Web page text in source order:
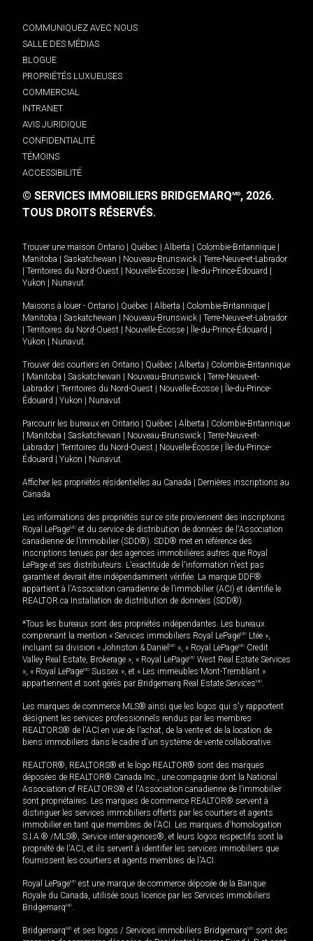
COMMUNIQUEZ AVEC NOUS
SALLE DES MÉDIAS
BLOGUE
PROPRIÉTÉS LUXUEUSES
COMMERCIAL
INTRANET
AVIS JURIDIQUE
CONFIDENTIALITÉ
TÉMOINS
ACCESSIBILITÉ
© SERVICES IMMOBILIERS BRIDGEMARQMD, 2026.
TOUS DROITS RÉSERVÉS.
Trouver une maison Ontario Québec Alberta Colombie-Britannique
Manitoba
Saskatchewan Nouveau-Brunswick
Terre-Neuve-et-Labrador
Territoires du Nord-Ouest Nouvelle-Écosse Île-du-Prince-Édouard
Yukon
Nunavut.
Maisons à louer - Ontario Québec Alberta Colombie-Britannique
Manitoba
Saskatchewan Nouveau-Brunswick
Terre-Neuve-et-Labrador
Territoires du Nord-Ouest Nouvelle-Écosse Île-du-Prince-Édouard
Yukon
Nunavut.
Trouver des courtiers en Ontario Québec Alberta
Colombie-Britannique
Manitoba Saskatchewan Nouveau-Brunswick
Terre-Neuve-et-
Labrador
Territoires du Nord-Ouest Nouvelle-Écosse
Île-du-Prince-
Édouard
Yukon Nunavut
Parcourir les bureaux en Ontario Québec Alberta
Colombie-Britannique
Manitoba Saskatchewan Nouveau-Brunswick
Terre-Neuve-et-
Labrador
Territoires du Nord-Ouest Nouvelle-Écosse
Île-du-Prince-
Édouard
Yukon Nunavut
Afficher les propriétés résidentielles au Canada
Dernières inscriptions au
Canada
Les informations des propriétés sur ce site proviennent des inscriptions
Royal LePageMD et du service de distribution de données de l'Association
canadienne de l’immobilier (SDD®). SDD® met en référence des
inscriptions tenues par des agences immobilières autres que Royal
LePage et ses distributeurs. L'exactitude de l'information n'est pas
garantie et devrait être indépendamment vérifiée. La marque DDF®
appartient à l'Association canadienne de l’immobilier (ACI) et identifie le
REALTOR.ca Installation de distribution de données (SDD®).
*Tous les bureaux sont des propriétés indépendantes. Les bureaux
comprenant la mention « Services immobiliers Royal LePageMD Ltée »,
incluant sa division « Johnston & Daniel MD », « Royal LePageMD Credit
Valley Real Estate, Brokerage », « Royal LePageMD West Real Estate Services
», « Royal LePageMD Sussex », et « Les immeubles Mont-Tremblant »
appartiennent et sont gérés par Bridgemarq Real Estate ServicesMD.
Les marques de commerce MLS® ainsi que les logos qui s'y rapportent
désignent les services professionnels rendus par les membres
REALTORS® de l'ACI en vue de l'achat, de la vente et de la location de
biens immobiliers dans le cadre d'un système de vente collaborative.
REALTOR®, REALTORS® et le logo REALTOR® sont des marques
déposées de REALTOR® Canada Inc., une compagnie dont la National
Association of REALTORS® et l'Association canadienne de l’immobilier
sont propriétaires. Les marques de commerce REALTOR® servent à
distinguer les services immobiliers offerts par les courtiers et agents
immobilier en tant que membres de l'ACI. Les marques d'homologation
S.I.A.® /MLS®, Service inter-agences®, et leurs logos respectifs sont la
propriété de l'ACI, et ils servent à identifier les services immobiliers que
fournissent les courtiers et agents membres de l'ACI.
Royal LePageMD est une marque de commerce déposée de la Banque
Royale du Canada, utilisée sous licence par les Services immobiliers
BridgemarqMD.
BridgemarqMD et ses logos / Services immobiliers BridgemarqMD sont des